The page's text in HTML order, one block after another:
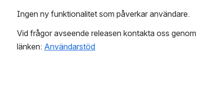
Ingen ny funktionalitet som påverkar användare.
Vid frågor avseende releasen kontakta oss genom
länken: Användarstöd